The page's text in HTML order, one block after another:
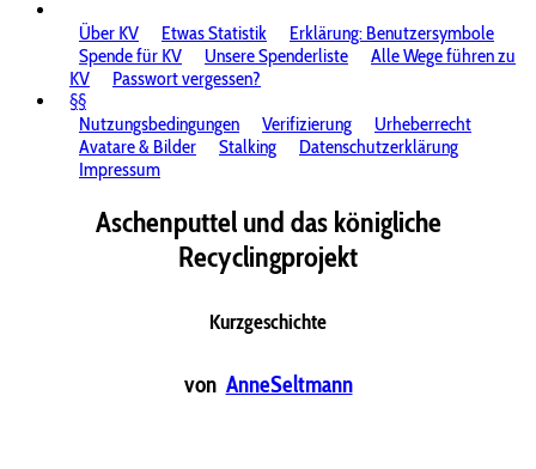
Über KV
Etwas Statistik
Erklärung: Benutzersymbole
Spende für KV
Unsere Spenderliste
Alle Wege führen zu
KV
Passwort vergessen?
§§
Nutzungsbedingungen
Verifizierung
Urheberrecht
Avatare & Bilder
Stalking
Datenschutzerklärung
Impressum
Aschenputtel und das königliche
Recyclingprojekt
Kurzgeschichte
von AnneSeltmann